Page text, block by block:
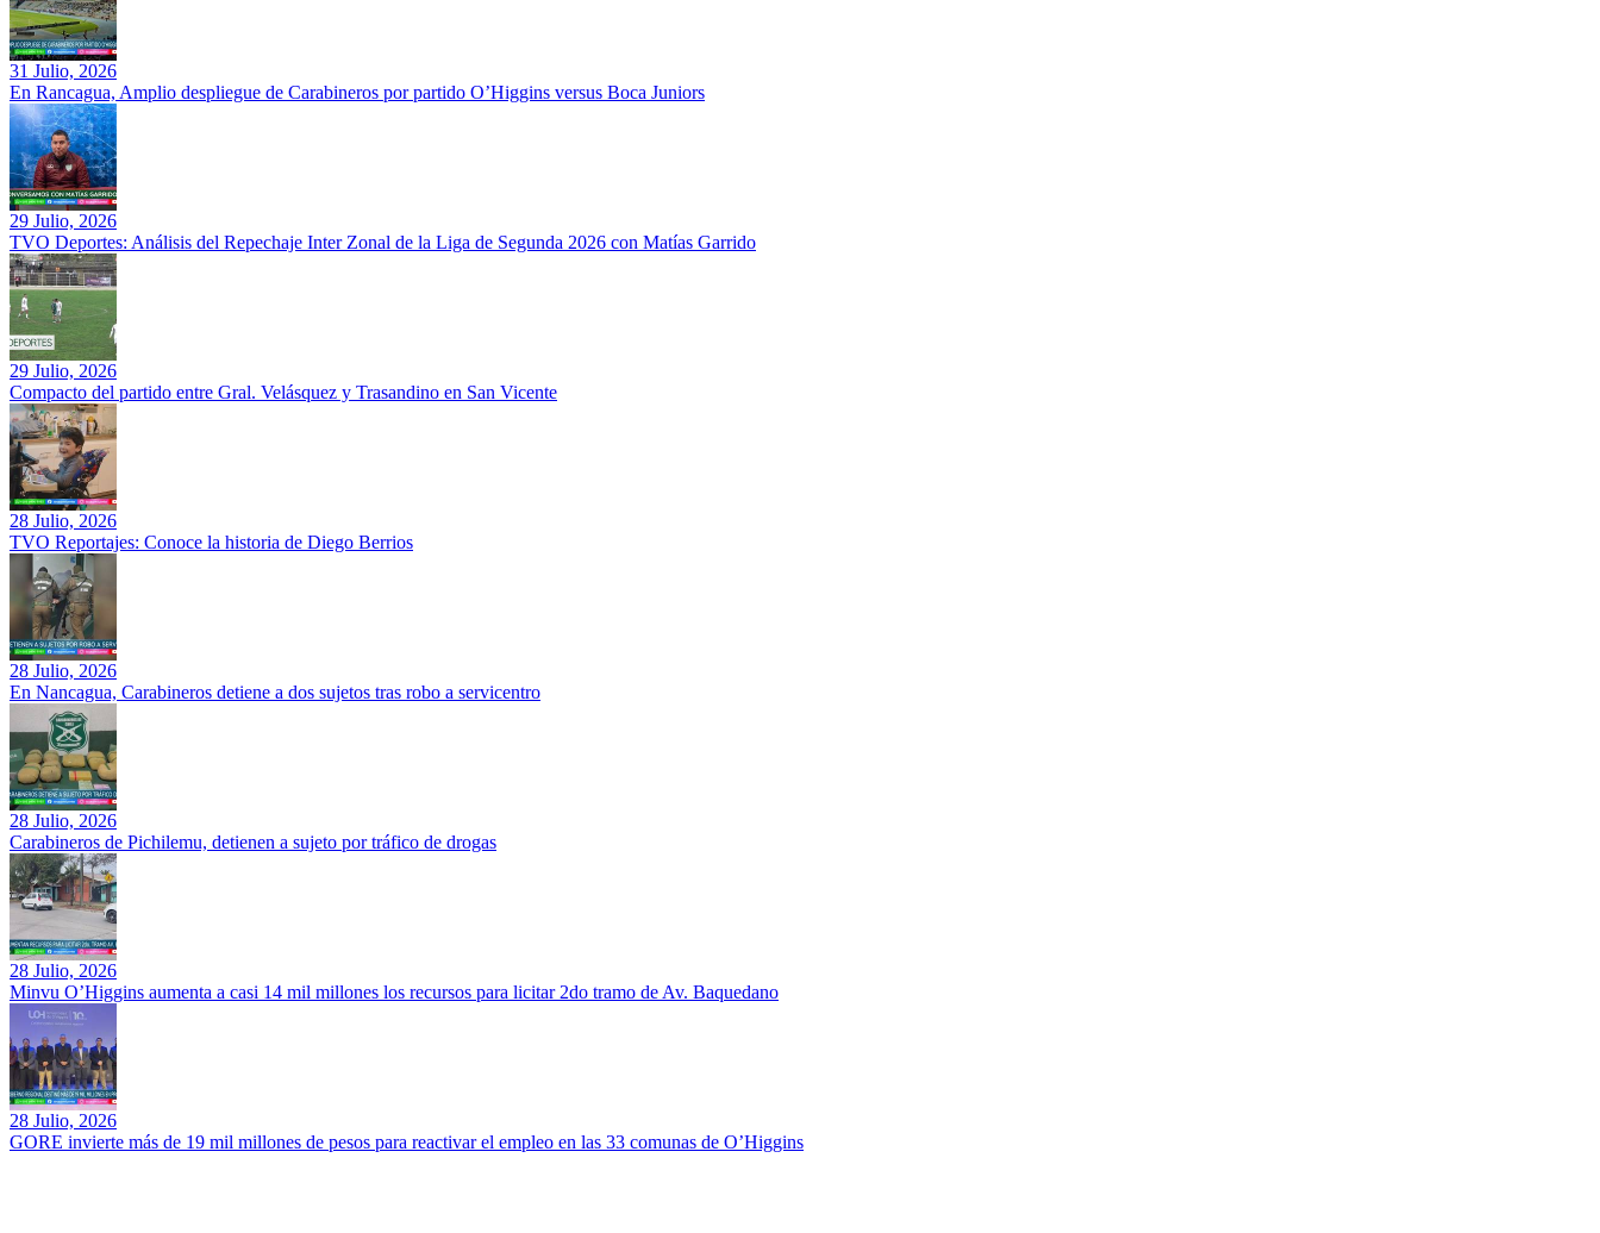
31 Julio, 2026
En Rancagua, Amplio despliegue de Carabineros por partido O’Higgins versus Boca Juniors
29 Julio, 2026
TVO Deportes: Análisis del Repechaje Inter Zonal de la Liga de Segunda 2026 con Matías Garrido
29 Julio, 2026
Compacto del partido entre Gral. Velásquez y Trasandino en San Vicente
28 Julio, 2026
TVO Reportajes: Conoce la historia de Diego Berrios
28 Julio, 2026
En Nancagua, Carabineros detiene a dos sujetos tras robo a servicentro
28 Julio, 2026
Carabineros de Pichilemu, detienen a sujeto por tráfico de drogas
28 Julio, 2026
Minvu O’Higgins aumenta a casi 14 mil millones los recursos para licitar 2do tramo de Av. Baquedano
28 Julio, 2026
GORE invierte más de 19 mil millones de pesos para reactivar el empleo en las 33 comunas de O’Higgins